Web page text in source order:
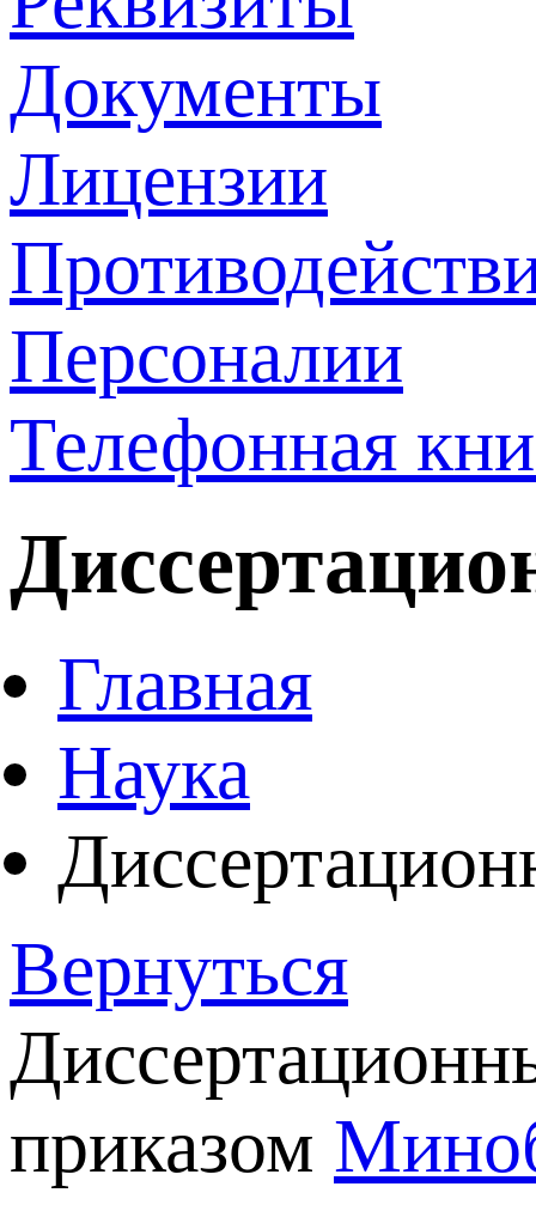
Документы
Лицензии
Персоналии
Телефонная
Главная
Наука
Вернуться
приказом